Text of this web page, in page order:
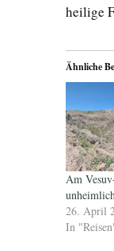
heilige
Ähnliche
Am
26. April
In